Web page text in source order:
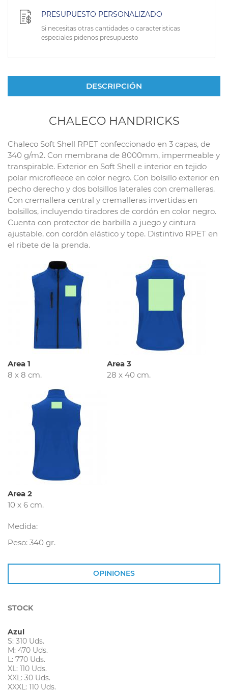
PRESUPUESTO PERSONALIZADO
Si necesitas otras cantidades o caracteristicas
especiales pidenos presupuesto
DESCRIPCIÓN
CHALECO HANDRICKS
Chaleco Soft Shell RPET confeccionado en 3 capas, de
340 g/m2. Con membrana de 8000mm, impermeable y
transpirable. Exterior en Soft Shell e interior en tejido
polar microfleece en color negro. Con bolsillo exterior en
pecho derecho y dos bolsillos laterales con cremalleras.
Con cremallera central y cremalleras invertidas en
bolsillos, incluyendo tiradores de cordón en color negro.
Cuenta con protector de barbilla a juego y cintura
ajustable, con cordón elástico y tope. Distintivo RPET en
el ribete de la prenda.
Area 1
8 x 8 cm.
Area 3
28 x 40 cm.
Area 2
10 x 6 cm.
Medida:
Peso: 340 gr.
OPINIONES
STOCK
Azul
S: 310 Uds.
M: 470 Uds.
L: 770 Uds.
XL: 110 Uds.
XXL: 30 Uds.
XXXL: 110 Uds.